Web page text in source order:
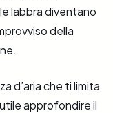
labbra diventano
della
d’aria che ti limita
approfondire il